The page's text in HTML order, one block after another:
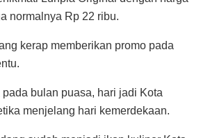
normalnya Rp 22 ribu.
kerap memberikan promo pada
bulan puasa, hari jadi Kota
menjelang hari kemerdekaan.